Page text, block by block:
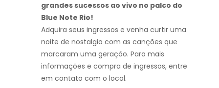
grandes sucessos ao vivo no palco do
Blue Note Rio!
Adquira seus ingressos e venha curtir uma
noite de nostalgia com as canções que
marcaram uma geração. Para mais
informações e compra de ingressos, entre
em contato com o local.